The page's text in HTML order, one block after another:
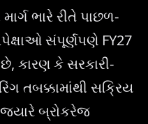
ભારે રીતે પાછળ-
સંપૂર્ણપણે FY27
કારણ કે સરકારી-
તબક્કામાંથી સક્રિય
બ્રોકરેજ